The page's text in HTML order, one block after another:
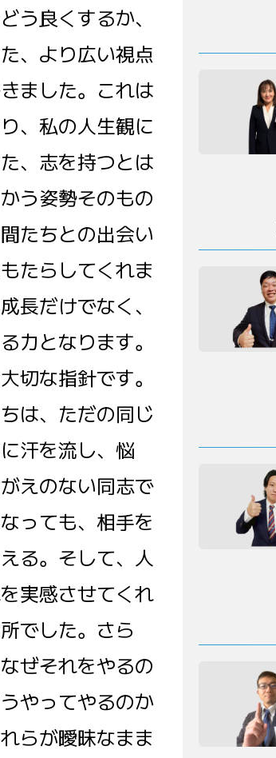
う良くするか、
、より広い視点
ました。これは
、私の人生観に
、志を持つとは
う姿勢そのもの
たちとの出会い
たらしてくれま
長だけでなく、
力となります。
切な指針です。
は、ただの同じ
汗を流し、悩
えのない同志で
っても、相手を
る。そして、人
実感させてくれ
でした。さら
ぜそれをやるの
やってやるのか
らが曖昧なまま